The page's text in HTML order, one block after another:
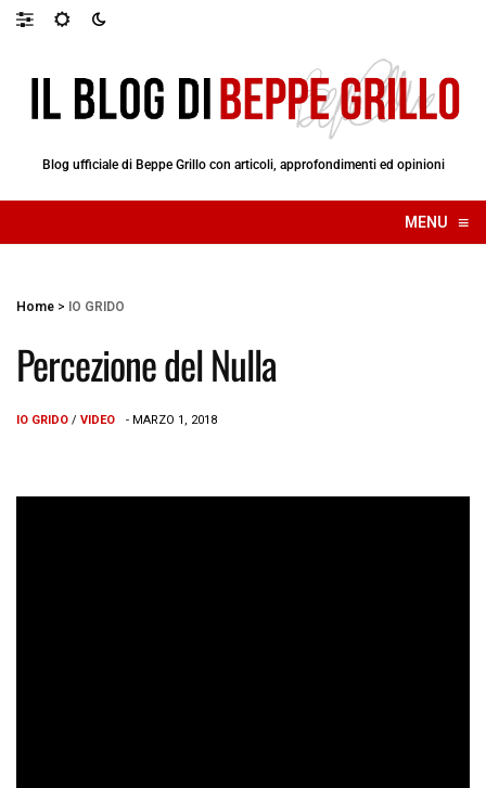
Blog ufficiale di Beppe Grillo con articoli, approfondimenti ed opinioni
MENU ≡
☰
Home > IO GRIDO
Percezione del Nulla
IO GRIDO / VIDEO - MARZO 1, 2018